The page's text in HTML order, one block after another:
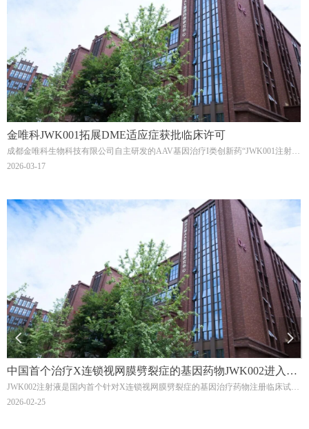
金唯科JWK001拓展DME适应症获批临床许可
成都金唯科生物科技有限公司自主研发的AAV基因治疗I类创新药“JWK001注射
液”拓展糖尿病黄斑水肿（DME）适应症的新药临床试验（IND）申请，获得国家
2026-03-17
中国首个治疗X连锁视网膜劈裂症的基因药物JWK002进入临
床II期
JWK002注射液是国内首个针对X连锁视网膜劈裂症的基因治疗药物注册临床试
验。此前，JWK002已获美国FDA孤儿药资格认定（ODD）和儿科罕见病资格认
2026-02-25
넳 넲